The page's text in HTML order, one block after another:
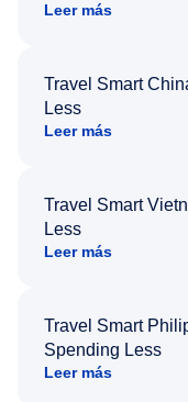
Leer más
Travel Smart
Less
Leer más
Travel Smart
Less
Leer más
Travel Smart
Spending Less
Leer más